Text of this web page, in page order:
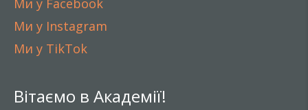
Ми у Facebook
Ми у Instagram
Ми у TikTok
Вітаємо в Академії!